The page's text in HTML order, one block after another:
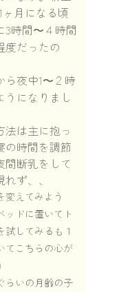
ヶ月になる頃
3時間〜４時間
度だったの
ら夜中1〜２時
うになりまし
法は主に抱っ
の時間を調節
間断乳をして
ず、、
変えてみよう
ッドに置いてト
試してみるも１
てこちらの心が
らいの月齢の子